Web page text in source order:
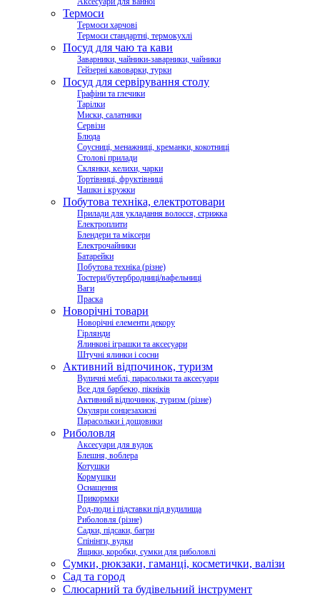
Термоси
Термоси харчові
Термоси стандартні, термокухлі
Посуд для чаю та кави
Заварники, чайники-заварники, чайники
Гейзерні кавоварки, турки
Посуд для сервірування столу
Графіни та глечики
Тарілки
Миски, салатники
Сервізи
Блюда
Соусниці, менажниці, креманки, кокотниці
Столові прилади
Склянки, келихи, чарки
Тортівниці, фруктівниці
Чашки і кружки
Побутова техніка, електротовари
Прилади для укладання волосся, стрижка
Електроплити
Блендери та міксери
Електрочайники
Батарейки
Побутова техніка (різне)
Тостери/бутербродниці/вафельниці
Ваги
Праска
Новорічні товари
Новорічні елементи декору
Гірлянди
Ялинкові іграшки та аксесуари
Штучні ялинки і сосни
Активний відпочинок, туризм
Вуличні меблі, парасольки та аксесуари
Все для барбекю, пікніків
Активний відпочинок, туризм (різне)
Окуляри сонцезахисні
Парасольки і дощовики
Риболовля
Аксесуари для вудок
Блешня, воблера
Котушки
Кормушки
Оснащення
Прикормки
Род-поди і підставки під вудилища
Риболовля (різне)
Садки, підсаки, багри
Спінінги, вудки
Ящики, коробки, сумки для риболовлі
Сумки, рюкзаки, гаманці, косметички, валізи
Сад та город
Слюсарний та будівельний інструмент